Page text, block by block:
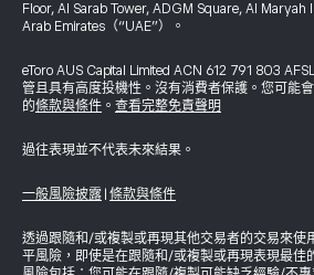
Floor, Al Sarab Tower, ADGM Square, Al Maryah
Arab Emirates（“UAE”）。
eToro AUS Capital Limited ACN 612 791 803
管且具有高度投機性。沒有消費者保護。您可能
的條款與條件 。 查看完整免責聲明
過往表現並不代表未來結果。
一般風險披露 條款與條件
透過跟隨和/或複製或再現其他交易者的交易來使
平風險，即使是在跟隨和/或複製或再現表現最佳